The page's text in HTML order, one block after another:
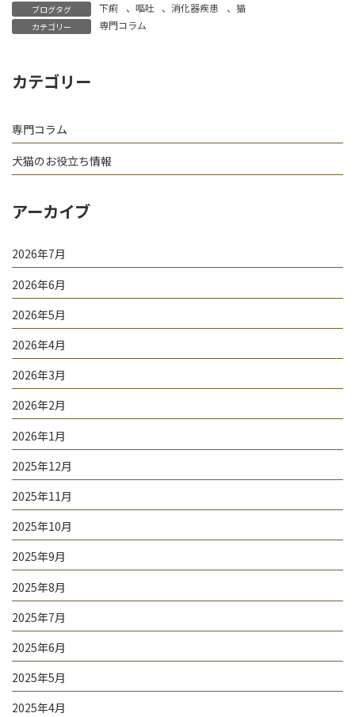
ブログタグ 下痢 、 嘔吐 、消化器疾患 、 猫
カテゴリー 専門コラム
カテゴリー
専門コラム
犬猫のお役立ち情報
アーカイブ
2026年7月
2026年6月
2026年5月
2026年4月
2026年3月
2026年2月
2026年1月
2025年12月
2025年11月
2025年10月
2025年9月
2025年8月
2025年7月
2025年6月
2025年5月
2025年4月